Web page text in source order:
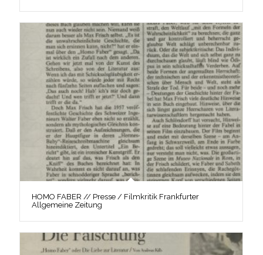
HOMO FABER // Presse / Filmkritik Frankfurter
Allgemeine Zeitung